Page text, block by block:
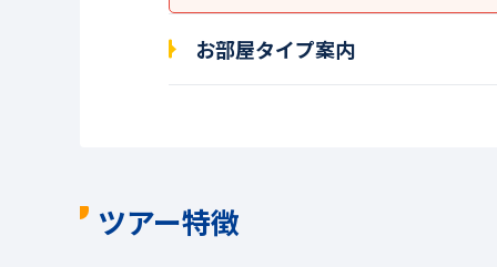
お部屋タイプ案内
ツアー特徴